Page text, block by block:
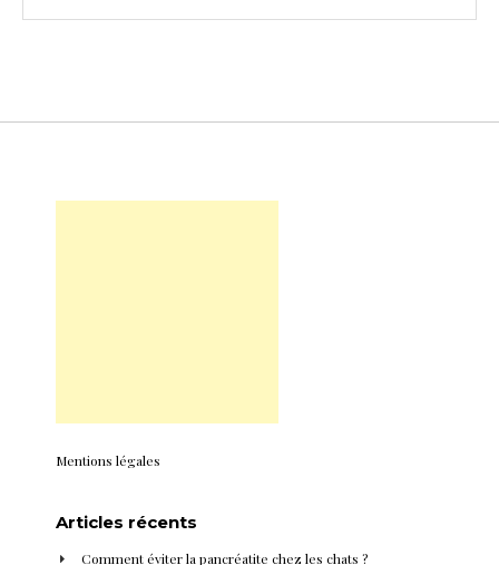
Mentions légales
Articles récents
Comment éviter la pancréatite chez les chats ?